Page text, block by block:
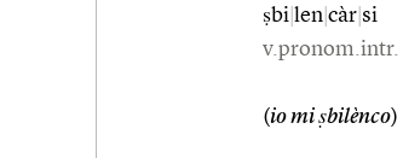
ṣbi len càr si
v.pronom.intr.
(io mi ṣbilènco)